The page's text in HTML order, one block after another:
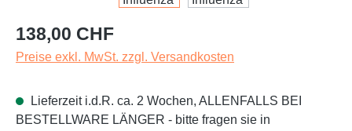
Regulärer Preis:
138,00 CHF
Preise exkl. MwSt. zzgl. Versandkosten
Lieferzeit i.d.R. ca. 2 Wochen, ALLENFALLS BEI
BESTELLWARE LÄNGER - bitte fragen sie in